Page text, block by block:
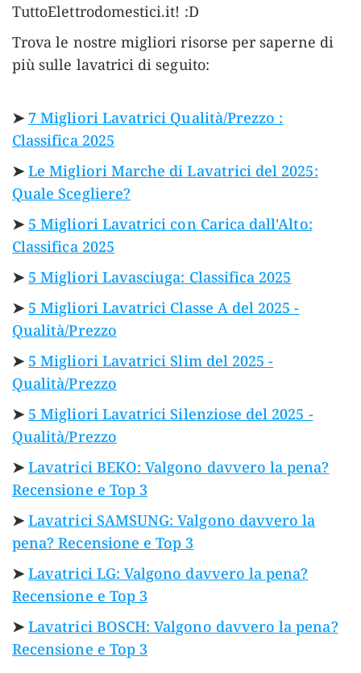
TuttoElettrodomestici.it! :D
Trova le nostre migliori risorse per saperne di
più sulle lavatrici di seguito:
➤ 7 Migliori Lavatrici Qualità/Prezzo :
Classifica 2025
➤ Le Migliori Marche di Lavatrici del 2025:
Quale Scegliere?
➤ 5 Migliori Lavatrici con Carica dall'Alto:
Classifica 2025
➤ 5 Migliori Lavasciuga: Classifica 2025
➤ 5 Migliori Lavatrici Classe A del 2025 -
Qualità/Prezzo
➤ 5 Migliori Lavatrici Slim del 2025 -
Qualità/Prezzo
➤ 5 Migliori Lavatrici Silenziose del 2025 -
Qualità/Prezzo
➤ Lavatrici BEKO: Valgono davvero la pena?
Recensione e Top 3
➤ Lavatrici SAMSUNG: Valgono davvero la
pena? Recensione e Top 3
➤ Lavatrici LG: Valgono davvero la pena?
Recensione e Top 3
➤ Lavatrici BOSCH: Valgono davvero la pena?
Recensione e Top 3